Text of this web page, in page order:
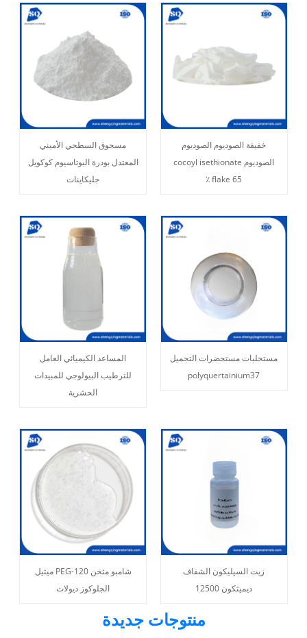
خفيفة الصوديوم الصوديوم
الصوديوم cocoyl isethionate
flake 65 ٪
مسحوق السطحي الأميني
المعتدل بودرة البوتاسيوم كوكويل
جليكاينات
مستحلبات مستحضرات التجميل
polyquertainium37
المساعد الكيميائي العامل
للترطيب البيولوجي للمبيدات
الحشرية
زيت السيليكون الشفاف
ديميثكون 12500
شامبو مثخن PEG-120 ميثيل
الجلوكوز ديولات
منتوجات جديدة